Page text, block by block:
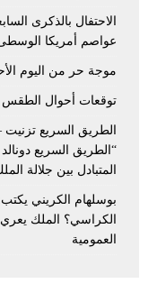
الاحتفال بالذكرى
عواصم أمريكا
موجة حر من اليوم
توقعات أحوال الطقس
الطريق السريع
“الطريق السريع
المتبادل بين جلالة
بوسلهام الكريني
الكراسي؟ الملك يعري
العمومية